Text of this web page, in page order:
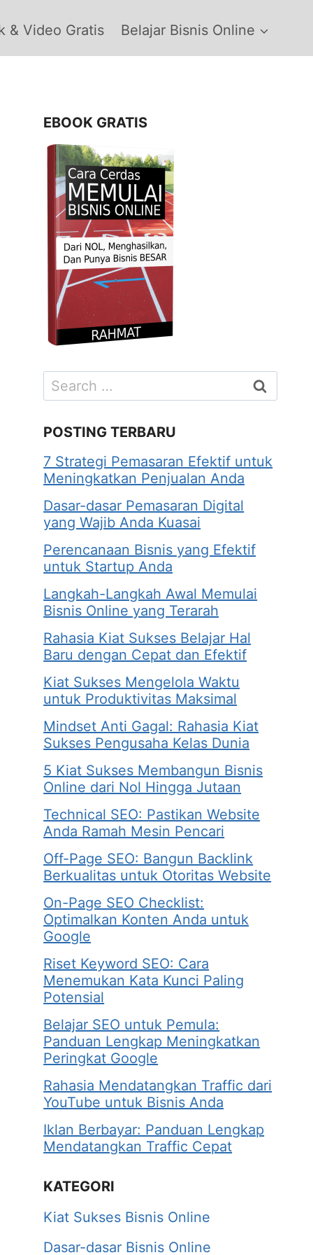
& Video Gratis Belajar Bisnis Online
EBOOK GRATIS
Search
for:
POSTING TERBARU
7 Strategi Pemasaran Efektif untuk
Meningkatkan Penjualan Anda
Dasar-dasar Pemasaran Digital
yang Wajib Anda Kuasai
Perencanaan Bisnis yang Efektif
untuk Startup Anda
Langkah-Langkah Awal Memulai
Bisnis Online yang Terarah
Rahasia Kiat Sukses Belajar Hal
Baru dengan Cepat dan Efektif
Kiat Sukses Mengelola Waktu
untuk Produktivitas Maksimal
Mindset Anti Gagal: Rahasia Kiat
Sukses Pengusaha Kelas Dunia
5 Kiat Sukses Membangun Bisnis
Online dari Nol Hingga Jutaan
Technical SEO: Pastikan Website
Anda Ramah Mesin Pencari
Off-Page SEO: Bangun Backlink
Berkualitas untuk Otoritas Website
On-Page SEO Checklist:
Optimalkan Konten Anda untuk
Google
Riset Keyword SEO: Cara
Menemukan Kata Kunci Paling
Potensial
Belajar SEO untuk Pemula:
Panduan Lengkap Meningkatkan
Peringkat Google
Rahasia Mendatangkan Traffic dari
YouTube untuk Bisnis Anda
Iklan Berbayar: Panduan Lengkap
Mendatangkan Traffic Cepat
KATEGORI
Kiat Sukses Bisnis Online
Dasar-dasar Bisnis Online